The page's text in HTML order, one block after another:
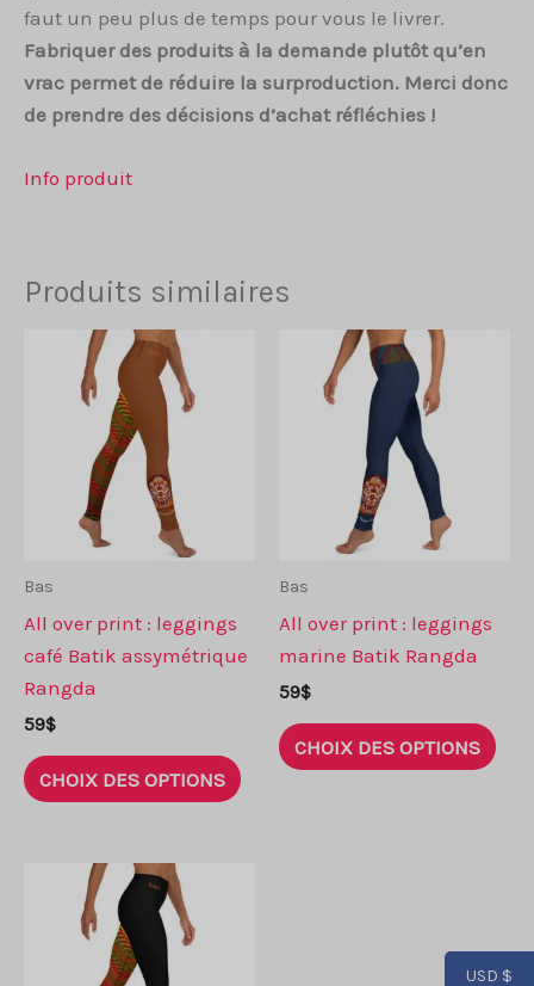
faut un peu plus de temps pour vous le livrer.
Fabriquer des produits à la demande plutôt qu’en
vrac permet de réduire la surproduction. Merci donc
de prendre des décisions d’achat réfléchies !
Info produit
Produits similaires
Bas
All over print : leggings
café Batik assymétrique
Rangda
59$
CHOIX DES OPTIONS
produit
Bas
All over print : leggings
marine Batik Rangda
59$
CHOIX DES OPTIONS
USD $